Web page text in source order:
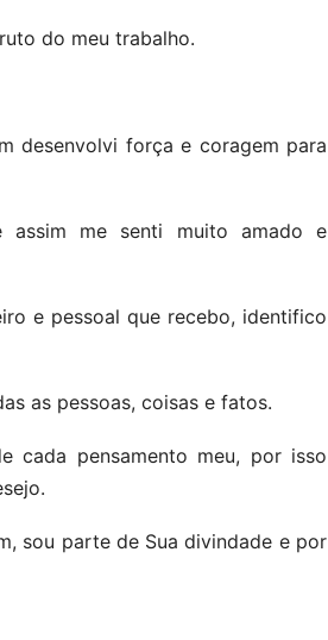
do meu trabalho.
desenvolvi força e coragem para
assim me senti muito amado e
e pessoal que recebo, identifico
as pessoas, coisas e fatos.
cada pensamento meu, por isso
sou parte de Sua divindade e por